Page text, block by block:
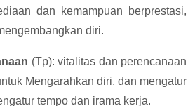
dan kemampuan berprestasi,
diri.
(Tp): vitalitas dan perencanaan
Mengarahkan diri, dan mengatur
tempo dan irama kerja.